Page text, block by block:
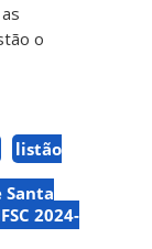
o
listão
Santa
2024-